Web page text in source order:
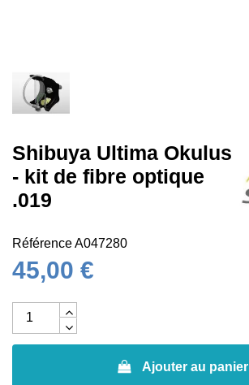
Shibuya Ultima Okulus
- kit de fibre optique
.019
RéférenceA047280
45,00 €
Ajouter au panier